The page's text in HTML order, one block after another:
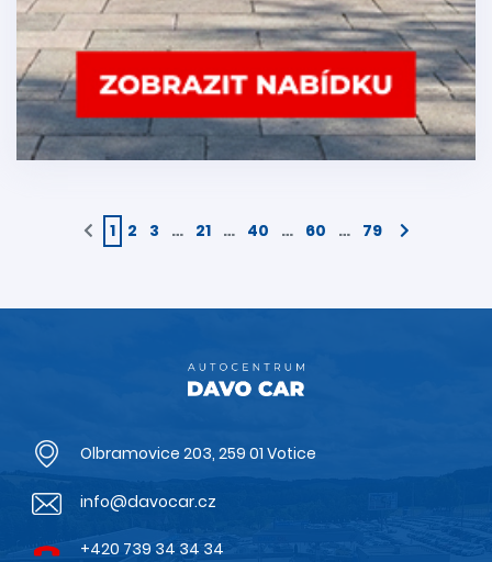
1 2 3 … 21 … 40 … 60 … 79
Olbramovice 203, 259 01 Votice
info@davocar.cz
+420 739 34 34 34